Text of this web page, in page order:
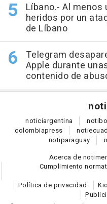
Líbano.- Al
heridos por un
de Líbano
Telegram
Apple durante
contenido de
noti
noticiargentina noti
colombiapress noti
notiparaguay
Acerca de
Cumplimiento
Política de privacidad